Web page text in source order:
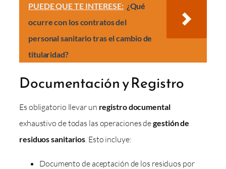
PUEDE QUE TE INTERESE: ¿Qué
ocurre con los contratos del
personal sanitario tras el cambio de
titularidad?
Documentación y Registro
Es obligatorio llevar un registro documental
exhaustivo de todas las operaciones degestión de
residuos sanitarios . Esto incluye:
Documento de aceptación de los residuos por